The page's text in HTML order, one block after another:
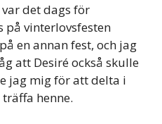
det dags för
på vinterlovsfesten
en annan fest, och jag
att Desiré också skulle
jag mig för att delta i
henne.